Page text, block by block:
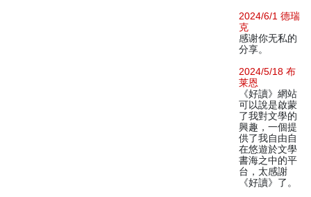
2024/6/1 德瑞
克
感谢你无私的
分享。
2024/5/18 布
莱恩
《好讀》網站
可以說是啟蒙
了我對文學的
興趣，一個提
供了我自由自
在悠遊於文學
書海之中的平
台，太感謝
《好讀》了。